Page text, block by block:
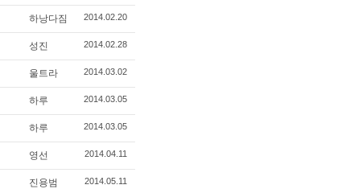
하낭다짐 2014.02.20
성진 2014.02.28
울트라 2014.03.02
하루 2014.03.05
하루 2014.03.05
영선 2014.04.11
진용범 2014.05.11